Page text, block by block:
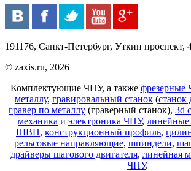
191176, Санкт-Петербург, Уткин проспект,
© zaxis.ru, 2026
Комплектующие ЧПУ, а также
металлу, гравировальный станок (станок
гравер по металлу (граверный станок), 3d
механика и электроника ЧПУ,
ШВП, конструкционный профиль,
рельсовые направляющие, шпиндели,
драйверы шагового двигателя, линейная
ЧПУ.